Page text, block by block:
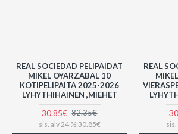
REAL SOCIEDAD PELIPAIDAT
MIKEL OYARZABAL 10
KOTIPELIPAITA 2025-2026
LYHYTHIHAINEN ,MIEHET
30.85€ 82.35€
sis. alv 24 %:30.85€
REAL